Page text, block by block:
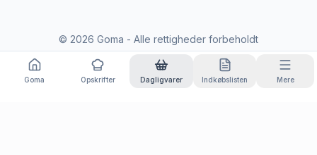
© 2026 Goma - Alle rettigheder forbeholdt
Goma Opskrifter Dagligvarer Indkøbslisten Mere